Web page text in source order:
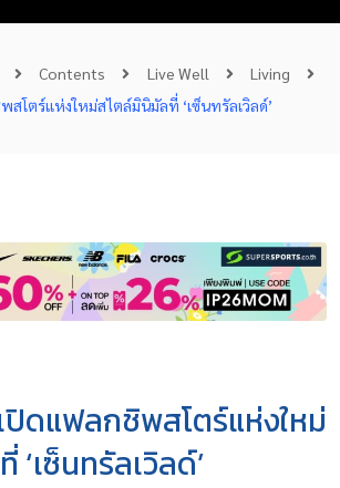
Contents Live Well
Living
สโตร์แห่งใหม่สไตล์มินิมัลที่ ‘เซ็นทรัลเวิลด์’
เปิดแฟลกชิพสโตร์แห่งใหม่
เซ็นทรัลเวิลด์’